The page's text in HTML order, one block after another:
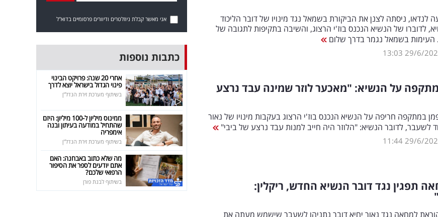
לנדאו, ניסתה לצנן את הביקורת בשמאל נגד מינויו של דובר הליכוד
לדוברו של הנשיא הנכנס בוז'י הרצוג, והשיבה בתקיפות לתגובה של
העימות בשמאל נגמר בדרך שלום
29/6/
13:03
על הנשיא: "מאכער לוזר שמינה עבד נרצע
במתקפה חריפה על הנשיא הנכנס בוז'י הרצוג בעקבות מינויו של נאור
לשעבר, לדובר הנשיא: "הלוזר היה חייב למנות עבד נרצע של ביבי"
29/6/
11:44
תפגין נגד דובר הנשיא החדש, ריקלין:
קוראת למחאה נגד נאור יחיא דובר נתניהו לשעבר שישמש מעתה את
אני מאשר קבלת ניוזלטרים ודיוורים פרסומיים בדוא"ל
כתבות נוספות
אחרי 20 שנה: פרויקט הבינוי
פינוי הגדול בישראל יוצא לדרך
בשיתוף מערכת זירת הנדל"ן
ממינוס מיליון ל-100 מיליון: היזם
שהתחיל במודעה בעיתון ובנה
אימפריה
בשיתוף מערכת זירת הנדל"ן
מה שלא כתוב באבחנה: האם
אתם יודעים לספר את הסיפור
הרפואי שלכם?
בשיתוף לבנת פורן